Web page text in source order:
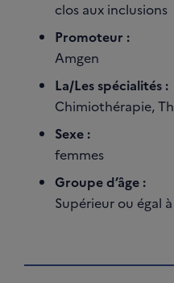
clos aux inclusions
Promoteur :
Amgen
La/Les spécialités :
Chimiothérapie,
Sexe :
femmes
Groupe d’âge :
Supérieur ou égal